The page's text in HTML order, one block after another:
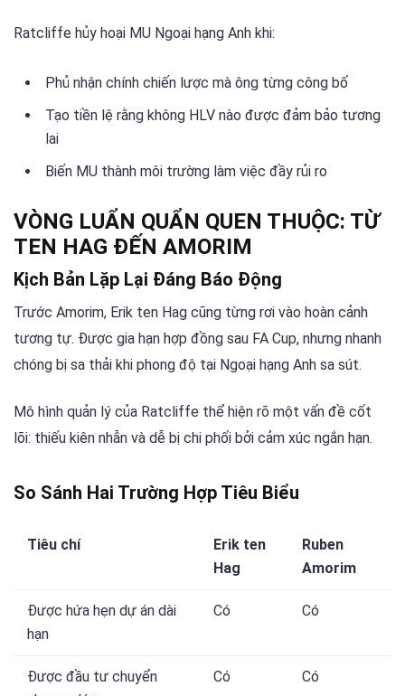
Ratcliffe hủy hoại MU Ngoại hạng Anh khi:
Phủ nhận chính chiến lược mà ông từng công bố
Tạo tiền lệ rằng không HLV nào được đảm bảo tương
lai
Biến MU thành môi trường làm việc đầy rủi ro
VÒNG LUẨN QUẨN QUEN THUỘC: TỪ
TEN HAG ĐẾN AMORIM
Kịch Bản Lặp Lại Đáng Báo Động
Trước Amorim, Erik ten Hag cũng từng rơi vào hoàn cảnh
tương tự. Được gia hạn hợp đồng sau FA Cup, nhưng nhanh
chóng bị sa thải khi phong độ tại Ngoại hạng Anh sa sút.
Mô hình quản lý của Ratcliffe thể hiện rõ một vấn đề cốt
lõi: thiếu kiên nhẫn và dễ bị chi phối bởi cảm xúc ngắn hạn.
So Sánh Hai Trường Hợp Tiêu Biểu
Tiêu chí
Erik ten
Hag
Ruben
Amorim
Được hứa hẹn dự án dài
hạn
Có Có
Được đầu tư chuyển
Có Có